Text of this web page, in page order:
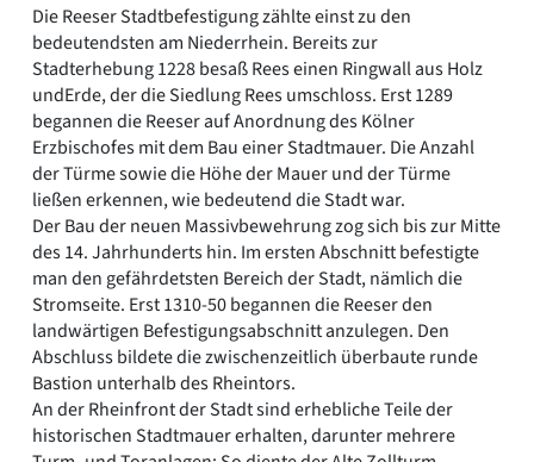
Impressum
Datenschutz
Suchbegriff eingeben
Die Reeser Stadtbefestigung zählte einst zu den
bedeutendsten am Niederrhein. Bereits zur
Stadterhebung 1228 besaß Rees einen Ringwall aus Holz
undErde, der die Siedlung Rees umschloss. Erst 1289
begannen die Reeser auf Anordnung des Kölner
Erzbischofes mit dem Bau einer Stadtmauer. Die Anzahl
der Türme sowie die Höhe der Mauer und der Türme
ließen erkennen, wie bedeutend die Stadt war.
Der Bau der neuen Massivbewehrung zog sich bis zur Mitte
des 14. Jahrhunderts hin. Im ersten Abschnitt befestigte
man den gefährdetsten Bereich der Stadt, nämlich die
Stromseite. Erst 1310-50 begannen die Reeser den
landwärtigen Befestigungsabschnitt anzulegen. Den
Abschluss bildete die zwischenzeitlich überbaute runde
Bastion unterhalb des Rheintors.
An der Rheinfront der Stadt sind erhebliche Teile der
historischen Stadtmauer erhalten, darunter mehrere